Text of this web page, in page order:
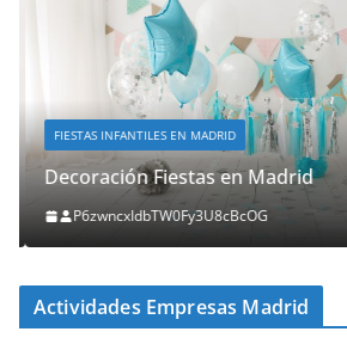
FIESTAS INFANTILES EN MADRID
Decoración Fiestas en Madrid
P6zwncxIdbTW0Fy3U8cBcOG
Actividades Empresas Madrid